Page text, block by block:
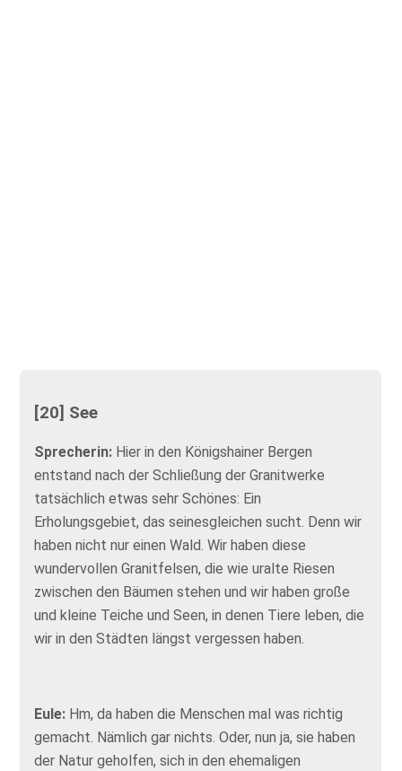
[20] See
Sprecherin: Hier in den Königshainer Bergen
entstand nach der Schließung der Granitwerke
tatsächlich etwas sehr Schönes: Ein
Erholungsgebiet, das seinesgleichen sucht. Denn wir
haben nicht nur einen Wald. Wir haben diese
wundervollen Granitfelsen, die wie uralte Riesen
zwischen den Bäumen stehen und wir haben große
und kleine Teiche und Seen, in denen Tiere leben, die
wir in den Städten längst vergessen haben.
Eule: Hm, da haben die Menschen mal was richtig
gemacht. Nämlich gar nichts. Oder, nun ja, sie haben
der Natur geholfen, sich in den ehemaligen